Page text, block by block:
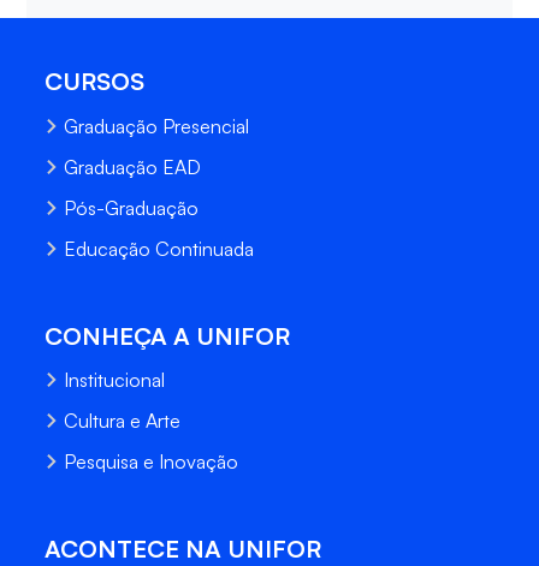
CURSOS
Graduação Presencial
Graduação EAD
Pós-Graduação
Educação Continuada
CONHEÇA A UNIFOR
Institucional
Cultura e Arte
Pesquisa e Inovação
ACONTECE NA UNIFOR